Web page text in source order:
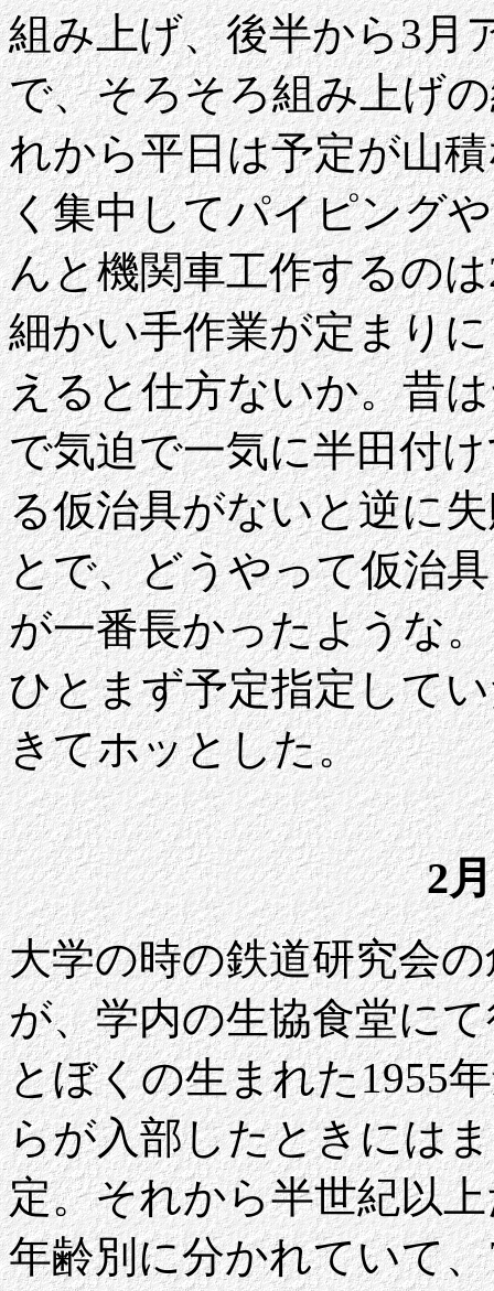
組み上げ、後半から3月
で、そろそろ組み上げ
れから平日は予定が山
く集中してパイピング
んと機関車工作するの
細かい手作業が定まり
えると仕方ないか。昔
で気迫で一気に半田付
る仮治具がないと逆に
とで、どうやって仮治
が一番長かったような
ひとまず予定指定して
きてホッとした。
2
大学の時の鉄道研究会
が、学内の生協食堂に
とぼくの生まれた1955
らが入部したときには
定。それから半世紀以
年齢別に分かれていて